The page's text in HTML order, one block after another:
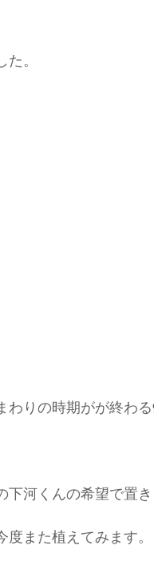
。
りの時期がが終わ
河くんの希望で置
また植えてみます。